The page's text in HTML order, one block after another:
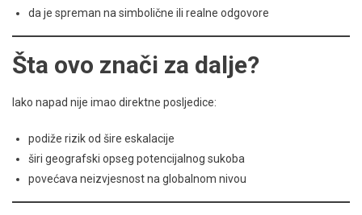
da je spreman na simbolične ili realne odgovore
Šta ovo znači za dalje?
Iako napad nije imao direktne posljedice:
podiže rizik od šire eskalacije
širi geografski opseg potencijalnog sukoba
povećava neizvjesnost na globalnom nivou